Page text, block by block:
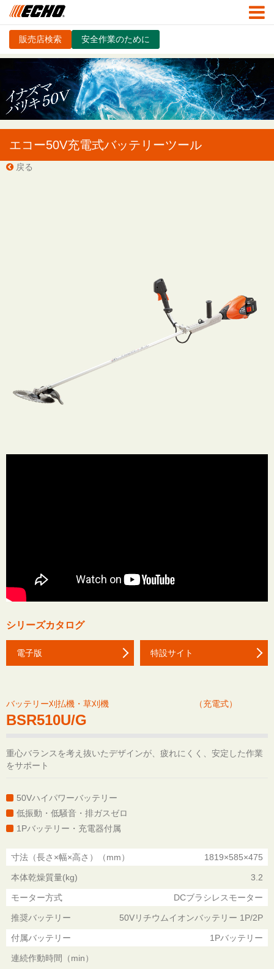
販売店検索 安全作業のために
エコー50V充電式バッテリーツール
戻る
シリーズカタログ
電子版 特設サイト
バッテリー刈払機・草刈機 （充電式）
BSR510U/G
重心バランスを考え抜いたデザインが、疲れにくく、安定した作業
をサポート
50Vハイパワーバッテリー
低振動・低騒音・排ガスゼロ
1Pバッテリー・充電器付属
寸法（長さ×幅×高さ）（mm） 1819×585×475
本体乾燥質量(kg) 3.2
モーター方式 DCブラシレスモーター
推奨バッテリー 50Vリチウムイオンバッテリー 1P/2P
付属バッテリー 1Pバッテリー
連続作動時間（min）